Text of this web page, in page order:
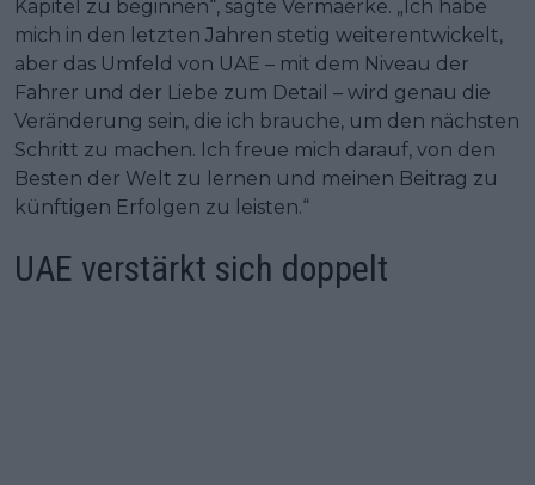
Kapitel zu beginnen“, sagte Vermaerke. „Ich habe
mich in den letzten Jahren stetig weiterentwickelt,
aber das Umfeld von UAE – mit dem Niveau der
Fahrer und der Liebe zum Detail – wird genau die
Veränderung sein, die ich brauche, um den nächsten
Schritt zu machen. Ich freue mich darauf, von den
Besten der Welt zu lernen und meinen Beitrag zu
künftigen Erfolgen zu leisten.“
UAE verstärkt sich doppelt